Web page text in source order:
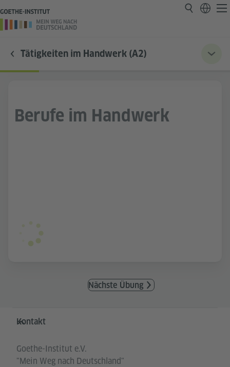
Tätigkeiten im Handwerk (A2)
Berufe im Handwerk
Nächste Übung
Service- und Informationsbereich
Kontakt
Goethe-Institut e.V.
"Mein Weg nach Deutschland"